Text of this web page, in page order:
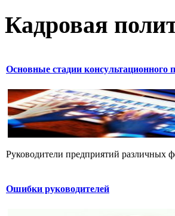
Кадровая
Основные стадии консультационного
Руководители предприятий различных
Ошибки руководителей